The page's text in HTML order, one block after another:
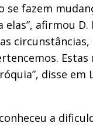
se fazem
afirmou D.
circunstâncias,
disse
a